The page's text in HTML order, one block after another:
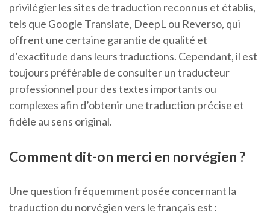
privilégier les sites de traduction reconnus et établis,
tels que Google Translate, DeepL ou Reverso, qui
offrent une certaine garantie de qualité et
d’exactitude dans leurs traductions. Cependant, il est
toujours préférable de consulter un traducteur
professionnel pour des textes importants ou
complexes afin d’obtenir une traduction précise et
fidèle au sens original.
Comment dit-on merci en norvégien ?
Une question fréquemment posée concernant la
traduction du norvégien vers le français est :